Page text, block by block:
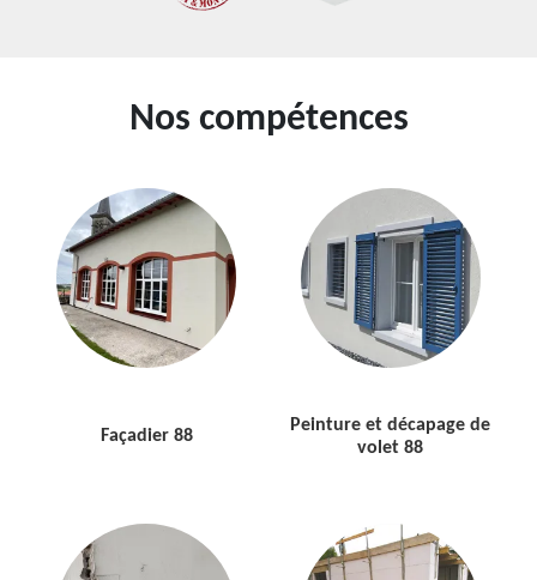
Nos compétences
Façadier 88
Peinture et décapage de
volet 88